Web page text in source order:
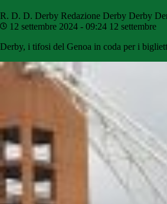
R. D. D. Derby Redazione Derby Derby
12 settembre 2024 - 09:24 12 settembre
Derby, i tifosi del Genoa in coda per i